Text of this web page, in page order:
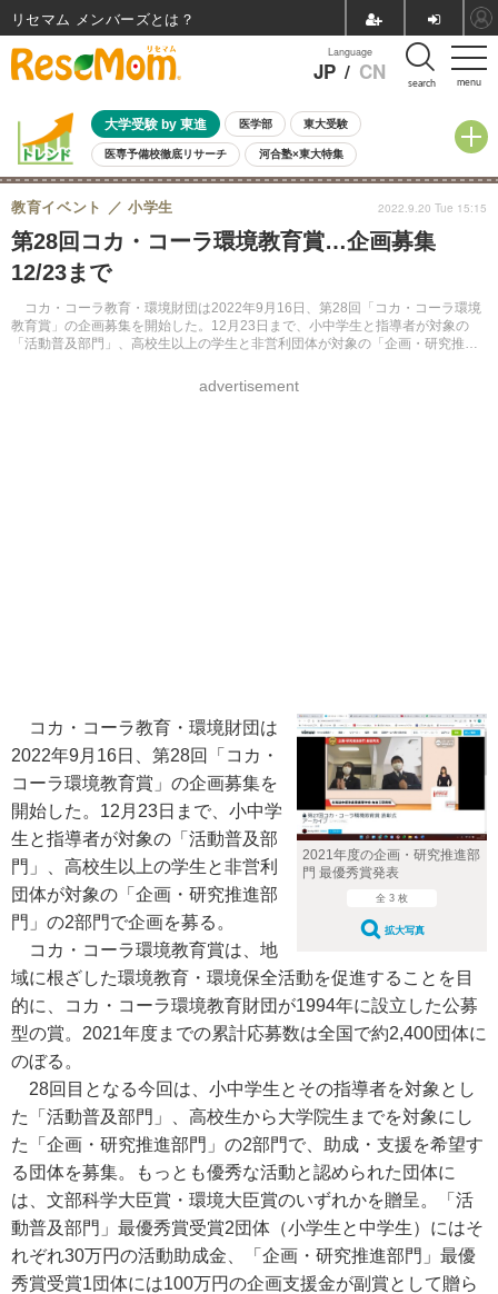
menu
Language
JP / CN search
大学受験 by 東進 医学部 東大受験
医専予備校徹底リサーチ 河合塾×東大特集
親子で考える大学選び 高校受験 中学受験 小学校受験
共通テスト 夏休み
8月開催イベント・WS 全国公立高校 過去問 人気記事
自由研究教材（小学生向け）
第28回コカ・コーラ環境教育賞…企画募集
12/23まで
コカ・コーラ教育・環境財団は2022年9月16日、第28回「コカ・コーラ環境
教育賞」の企画募集を開始した。12月23日まで、小中学生と指導者が対象の
「活動普及部門」、高校生以上の学生と非営利団体が対象の「企画・研究推進
教育イベント 小学生
advertisement
2022.9.20 Tue 15:15
2021年度の企画・研究推進部
門 最優秀賞発表
全 3 枚
拡大写真
コカ・コーラ教育・環境財団は
2022年9月16日、第28回「コカ・
コーラ環境教育賞」の企画募集を
開始した。12月23日まで、小中学
生と指導者が対象の「活動普及部
門」、高校生以上の学生と非営利
団体が対象の「企画・研究推進部
門」の2部門で企画を募る。
コカ・コーラ環境教育賞は、地
域に根ざした環境教育・環境保全活動を促進することを目
的に、コカ・コーラ環境教育財団が1994年に設立した公募
型の賞。2021年度までの累計応募数は全国で約2,400団体に
のぼる。
28回目となる今回は、小中学生とその指導者を対象とし
た「活動普及部門」、高校生から大学院生までを対象にし
た「企画・研究推進部門」の2部門で、助成・支援を希望す
る団体を募集。もっとも優秀な活動と認められた団体に
は、文部科学大臣賞・環境大臣賞のいずれかを贈呈。「活
動普及部門」最優秀賞受賞2団体（小学生と中学生）にはそ
れぞれ30万円の活動助成金、「企画・研究推進部門」最優
秀賞受賞1団体には100万円の企画支援金が副賞として贈ら
リセマム メンバーズ